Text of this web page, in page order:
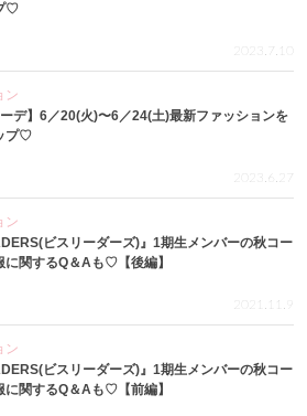
♡
2023.7.10
ン
ーデ】6／20(火)〜6／24(土)最新ファッションを
プ♡
2023.6.27
ン
ビスリーダーズ)』1期生メンバーの秋コー
に関するQ＆Aも♡【後編】
2021.11.9
ン
ビスリーダーズ)』1期生メンバーの秋コー
に関するQ＆Aも♡【前編】